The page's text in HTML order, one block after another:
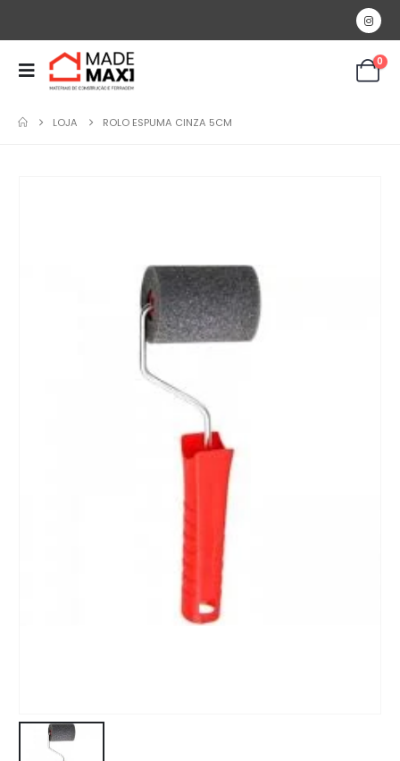
0
LOJA ROLO ESPUMA CINZA 5CM